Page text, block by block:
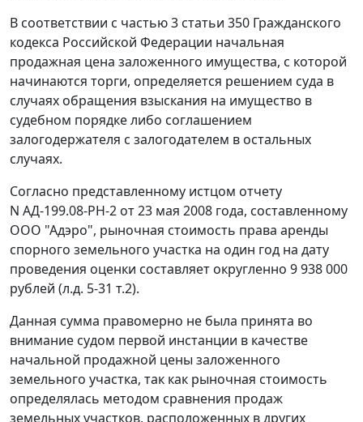
В соответствии с частью 3 статьи 350 Гражданского
кодекса Российской Федерации начальная
продажная цена заложенного имущества, с которой
начинаются торги, определяется решением суда в
случаях обращения взыскания на имущество в
судебном порядке либо соглашением
залогодержателя с залогодателем в остальных
случаях.
Согласно представленному истцом отчету
N АД-199.08-РН-2 от 23 мая 2008 года, составленному
ООО "Адэро", рыночная стоимость права аренды
спорного земельного участка на один год на дату
проведения оценки составляет округленно 9 938 000
рублей (л.д. 5-31 т.2).
Данная сумма правомерно не была принята во
внимание судом первой инстанции в качестве
начальной продажной цены заложенного
земельного участка, так как рыночная стоимость
определялась методом сравнения продаж
земельных участков, расположенных в других